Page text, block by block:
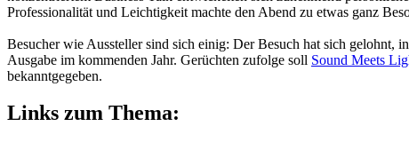
Professionalität und Leichtigkeit machte den Abend zu etwas ganz
Besucher wie Aussteller sind sich einig: Der Besuch hat sich gelohnt,
Ausgabe im kommenden Jahr. Gerüchten zufolge soll Sound Meets
bekanntgegeben.
Links zum Thema: